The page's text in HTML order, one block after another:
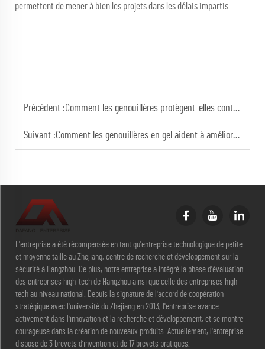
permettent de mener à bien les projets dans les délais impartis.
Précédent :Comment les genouillères protègent-elles contre les blessures dans le travail manuel
Suivant :Comment les genouillères en gel aident à améliorer la mobilité et à apporter un soutien
L'entreprise a été récompensée en tant qu'entreprise technologique de petite
et moyenne taille au Zhejiang, centre de recherche et développement sur la
sécurité à Hangzhou. De plus, notre entreprise a intégré la phase d'évaluation
des entreprises high-tech de Hangzhou ainsi que celle des entreprises high-
tech au niveau national. Depuis la signature de l'accord de coopération
stratégique avec l'université du Zhejiang en 2013, l'entreprise avance
activement dans l'innovation et la recherche et développement, et se montre
courageuse dans la création de nouveaux produits. Actuellement, l'entreprise
dispose de 3 brevets d'invention et de 17 brevets pratiques.